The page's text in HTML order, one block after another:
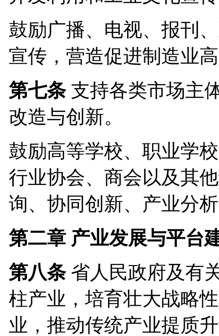
鼓励广播、电视、报刊
宣传，营造促进制造业
第七条支持各类市场主
改造与创新。
鼓励高等学校、职业学
行业协会、商会以及其
询、协同创新、产业分
第二章 产业发展与平台
第八条省人民政府及有
柱产业，培育壮大战略
业，推动传统产业提质